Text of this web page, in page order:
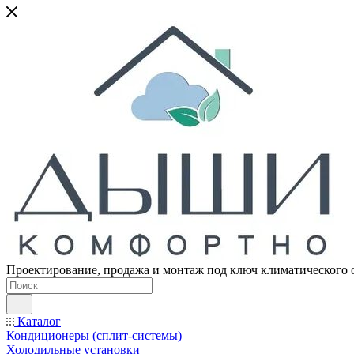
Проектирование, продажа и монтаж под ключ климатического
Каталог
Кондиционеры (сплит-системы)
Холодильные установки